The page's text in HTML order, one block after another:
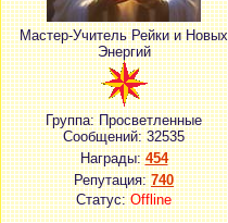
Мастер-Учитель Рейки и Новых
Энергий
Группа: Просветленные
Сообщений:32535
Награды:454
Репутация:740
Статус:Offline